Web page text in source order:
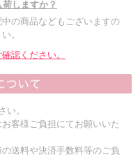
しますか？
の商品などもございますの
。
認ください。
い。
客様ご負担にてお願いいた
送料や決済手数料等のご負